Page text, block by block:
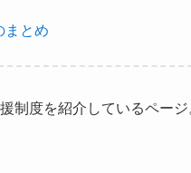
まとめ
制度を紹介しているペー